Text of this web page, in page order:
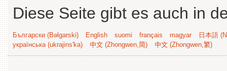
Diese Seite gibt es auch in
Български (Bəlgarski) English suomi français magyar
日本語
українська (ukrajins'ka)
中文 (Zhongwen,简) 中文 (Zhongwen,繁)